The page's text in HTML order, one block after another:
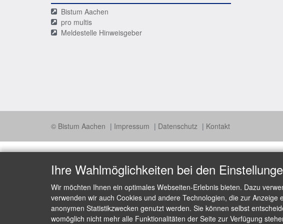
Bistum Aachen
pro multis
Meldestelle Hinweisgeber
© Bistum Aachen Impressum Datenschutz Kontakt
Ihre Wahlmöglichkeiten bei den
Wir möchten Ihnen ein optimales Webseiten-Erlebnis bieten. Dazu
verwenden wir auch Cookies und andere Technologien, die zur
anonymen Statistikzwecken genutzt werden. Sie können selbst
womöglich nicht mehr alle Funktionalitäten der Seite zur Verfügung